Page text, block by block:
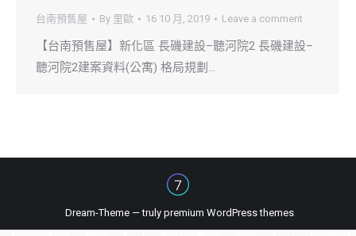
台南預售屋 By 里歐 16 10 月, 2019 Leave a comment
【台南預售屋】新化區 長磯建設–聽河院2 長磯建設–
聽河院2建案資料(公寓) 格局規劃…
Dream-Theme — truly premium WordPress themes